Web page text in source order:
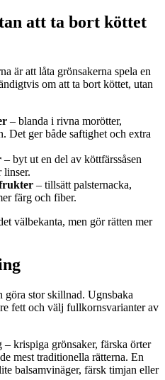
att ta bort köttet
är att låta grönsakerna spela en
om att ta bort köttet, utan
– blanda i rivna morötter,
Det ger både saftighet och extra
– byt ut en del av köttfärssåsen
linser.
– tillsätt palsternacka,
färg och fiber.
välbekanta, men gör rätten mer
göra stor skillnad. Ugnsbaka
fett och välj fullkornsvarianter av
krispiga grönsaker, färska örter
mest traditionella rätterna. En
balsamvinäger, färsk timjan eller